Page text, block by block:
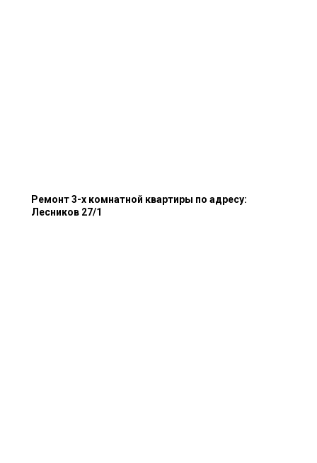
Ремонт 3-х комнатной квартиры по адресу:
Лесников 27/1